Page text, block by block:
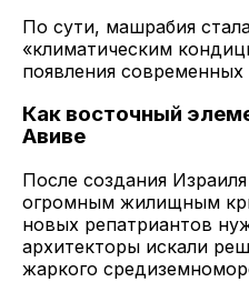
По сути, машрабия
«климатическим
появления современных
Как восточный
Авиве
После создания
огромным жилищным
новых репатриантов
архитекторы искали
жаркого